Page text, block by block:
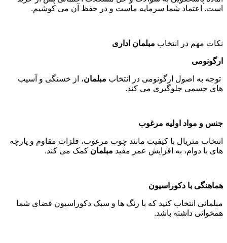
است. اعتماد شما سرمایه ماست و در حفظ آن می کوشیم.
نکات مهم در انتخاب مبلمان اداری
ارگونومی
توجه به اصول ارگونومی در انتخاب مبلمان، از خستگی و آسیب
های جسمی جلوگیری می کند.
جنس و مواد اولیه مرغوب
انتخاب متریال با کیفیت مانند چوب مرغوب، فلزات مقاوم و پارچه
های با دوام، به افزایش عمر مفید مبلمان کمک می کند.
هماهنگی با دکوراسیون
مبلمانی انتخاب کنید که با رنگ ها و سبک دکوراسیون فضای شما
همخوانی داشته باشد.